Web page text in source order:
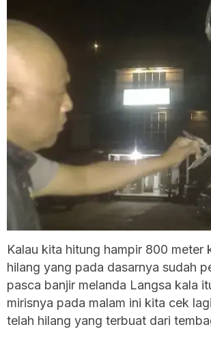
Kalau kita hitung hampir 800 meter
hilang yang pada dasarnya sudah
pasca banjir melanda Langsa kala
mirisnya pada malam ini kita cek
telah hilang yang terbuat dari